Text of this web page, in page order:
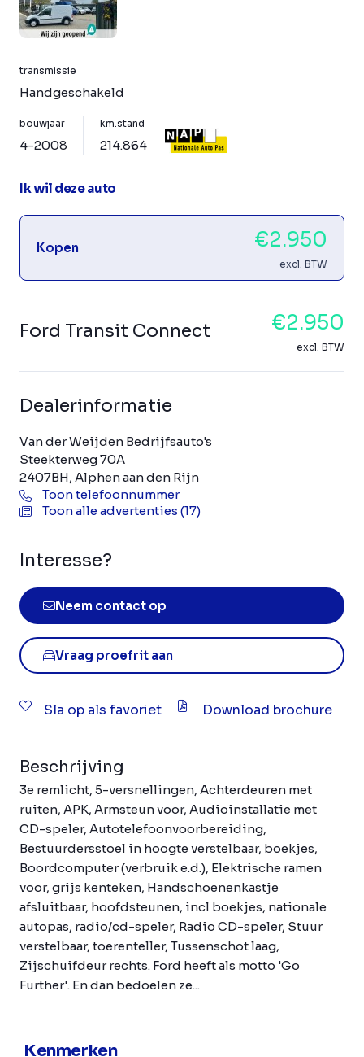
transmissie
Handgeschakeld
bouwjaar
4-2008
km.stand
214.864
Ik wil deze auto
Kopen €2.950
excl. BTW
Ford Transit Connect €2.950
excl. BTW
Dealerinformatie
Van der Weijden Bedrijfsauto's
Steekterweg 70A
2407BH, Alphen aan den Rijn
Toon telefoonnummer
Toon alle advertenties (17)
Interesse?
Neem contact op
Vraag proefrit aan
Sla op als favoriet Download brochure
Beschrijving
3e remlicht, 5-versnellingen, Achterdeuren met
ruiten, APK, Armsteun voor, Audioinstallatie met
CD-speler, Autotelefoonvoorbereiding,
Bestuurdersstoel in hoogte verstelbaar, boekjes,
Boordcomputer (verbruik e.d.), Elektrische ramen
voor, grijs kenteken, Handschoenenkastje
afsluitbaar, hoofdsteunen, incl boekjes, nationale
autopas, radio/cd-speler, Radio CD-speler, Stuur
verstelbaar, toerenteller, Tussenschot laag,
Zijschuifdeur rechts. Ford heeft als motto 'Go
Further'. En dan bedoelen ze...
Kenmerken